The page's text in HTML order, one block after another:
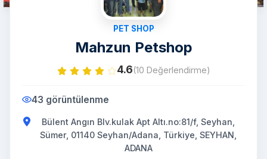
PET SHOP
Mahzun Petshop
4.6(10 Değerlendirme)
43 görüntülenme
Bülent Angın Blv.kulak Apt Altı.no:81/f, Seyhan,
Sümer, 01140 Seyhan/Adana, Türkiye, SEYHAN,
ADANA